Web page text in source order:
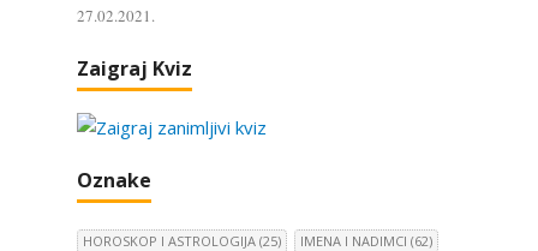
27.02.2021.
Zaigraj Kviz
Oznake
HOROSKOP I ASTROLOGIJA (25) IMENA I NADIMCI (62)